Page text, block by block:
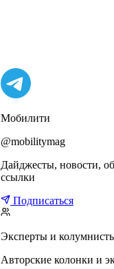
Мобилити
@mobilitymag
Дайджесты, новости,
ссылки
Подписаться
Эксперты и
Авторские колонки и